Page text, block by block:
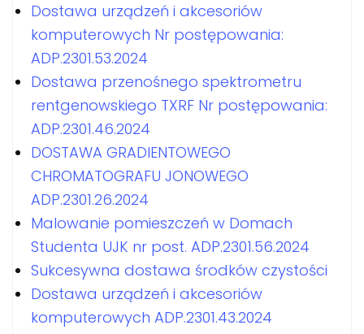
Dostawa urządzeń i akcesoriów
komputerowych Nr postępowania:
ADP.2301.53.2024
Dostawa przenośnego spektrometru
rentgenowskiego TXRF Nr postępowania:
ADP.2301.46.2024
DOSTAWA GRADIENTOWEGO
CHROMATOGRAFU JONOWEGO
ADP.2301.26.2024
Malowanie pomieszczeń w Domach
Studenta UJK nr post. ADP.2301.56.2024
Sukcesywna dostawa środków czystości
Dostawa urządzeń i akcesoriów
komputerowych ADP.2301.43.2024